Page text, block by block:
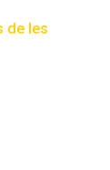
de les